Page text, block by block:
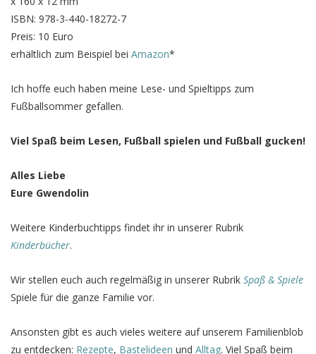
ISBN: 978-3-440-18272-7
Preis: 10 Euro
erhältlich zum Beispiel bei Amazon*
Ich hoffe euch haben meine Lese- und Spieltipps zum
Fußballsommer gefallen.
Viel Spaß beim Lesen, Fußball spielen und Fußball gucken!
Alles Liebe
Eure Gwendolin
Weitere Kinderbuchtipps findet ihr in unserer Rubrik
Kinderbücher.
Wir stellen euch auch regelmäßig in unserer Rubrik Spaß & Spiele
Spiele für die ganze Familie vor.
Ansonsten gibt es auch vieles weitere auf unserem Familienblob
zu entdecken: Rezepte, Bastelideen und Alltag. Viel Spaß beim